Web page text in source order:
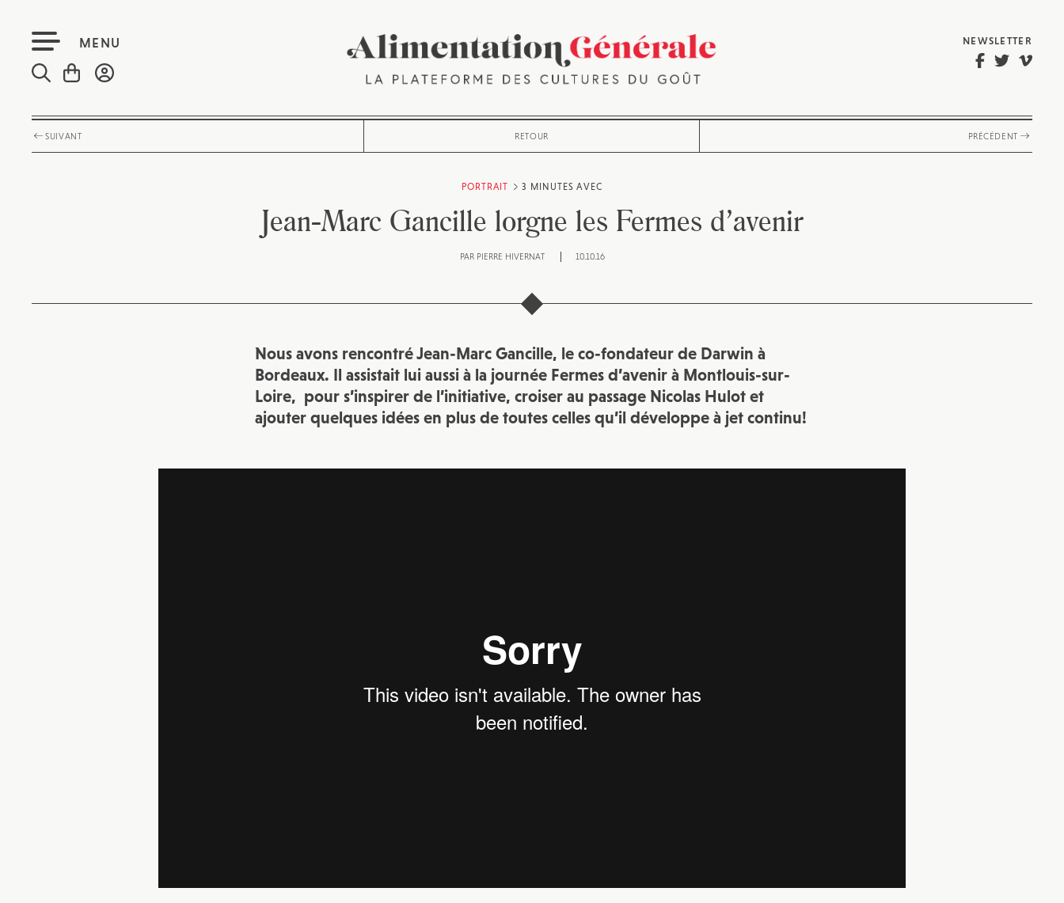
MENU NEWSLETTER
SUIVANT RETOUR PRÉCÉDENT
PORTRAIT 3 MINUTES AVEC
Jean-Marc Gancille lorgne les Fermes d’avenir
PAR PIERRE HIVERNAT 10.10.16
Nous avons rencontré Jean-Marc Gancille, le co-fondateur de Darwin à
Bordeaux. Il assistait lui aussi à la journée Fermes d’avenir à Montlouis-sur-
Loire, pour s’inspirer de l’initiative, croiser au passage Nicolas Hulot et
ajouter quelques idées en plus de toutes celles qu’il développe à jet continu!